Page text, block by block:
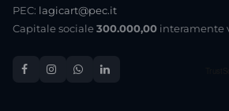
PEC: lagicart@pec.it
Capitale sociale 300.000,00 interamente